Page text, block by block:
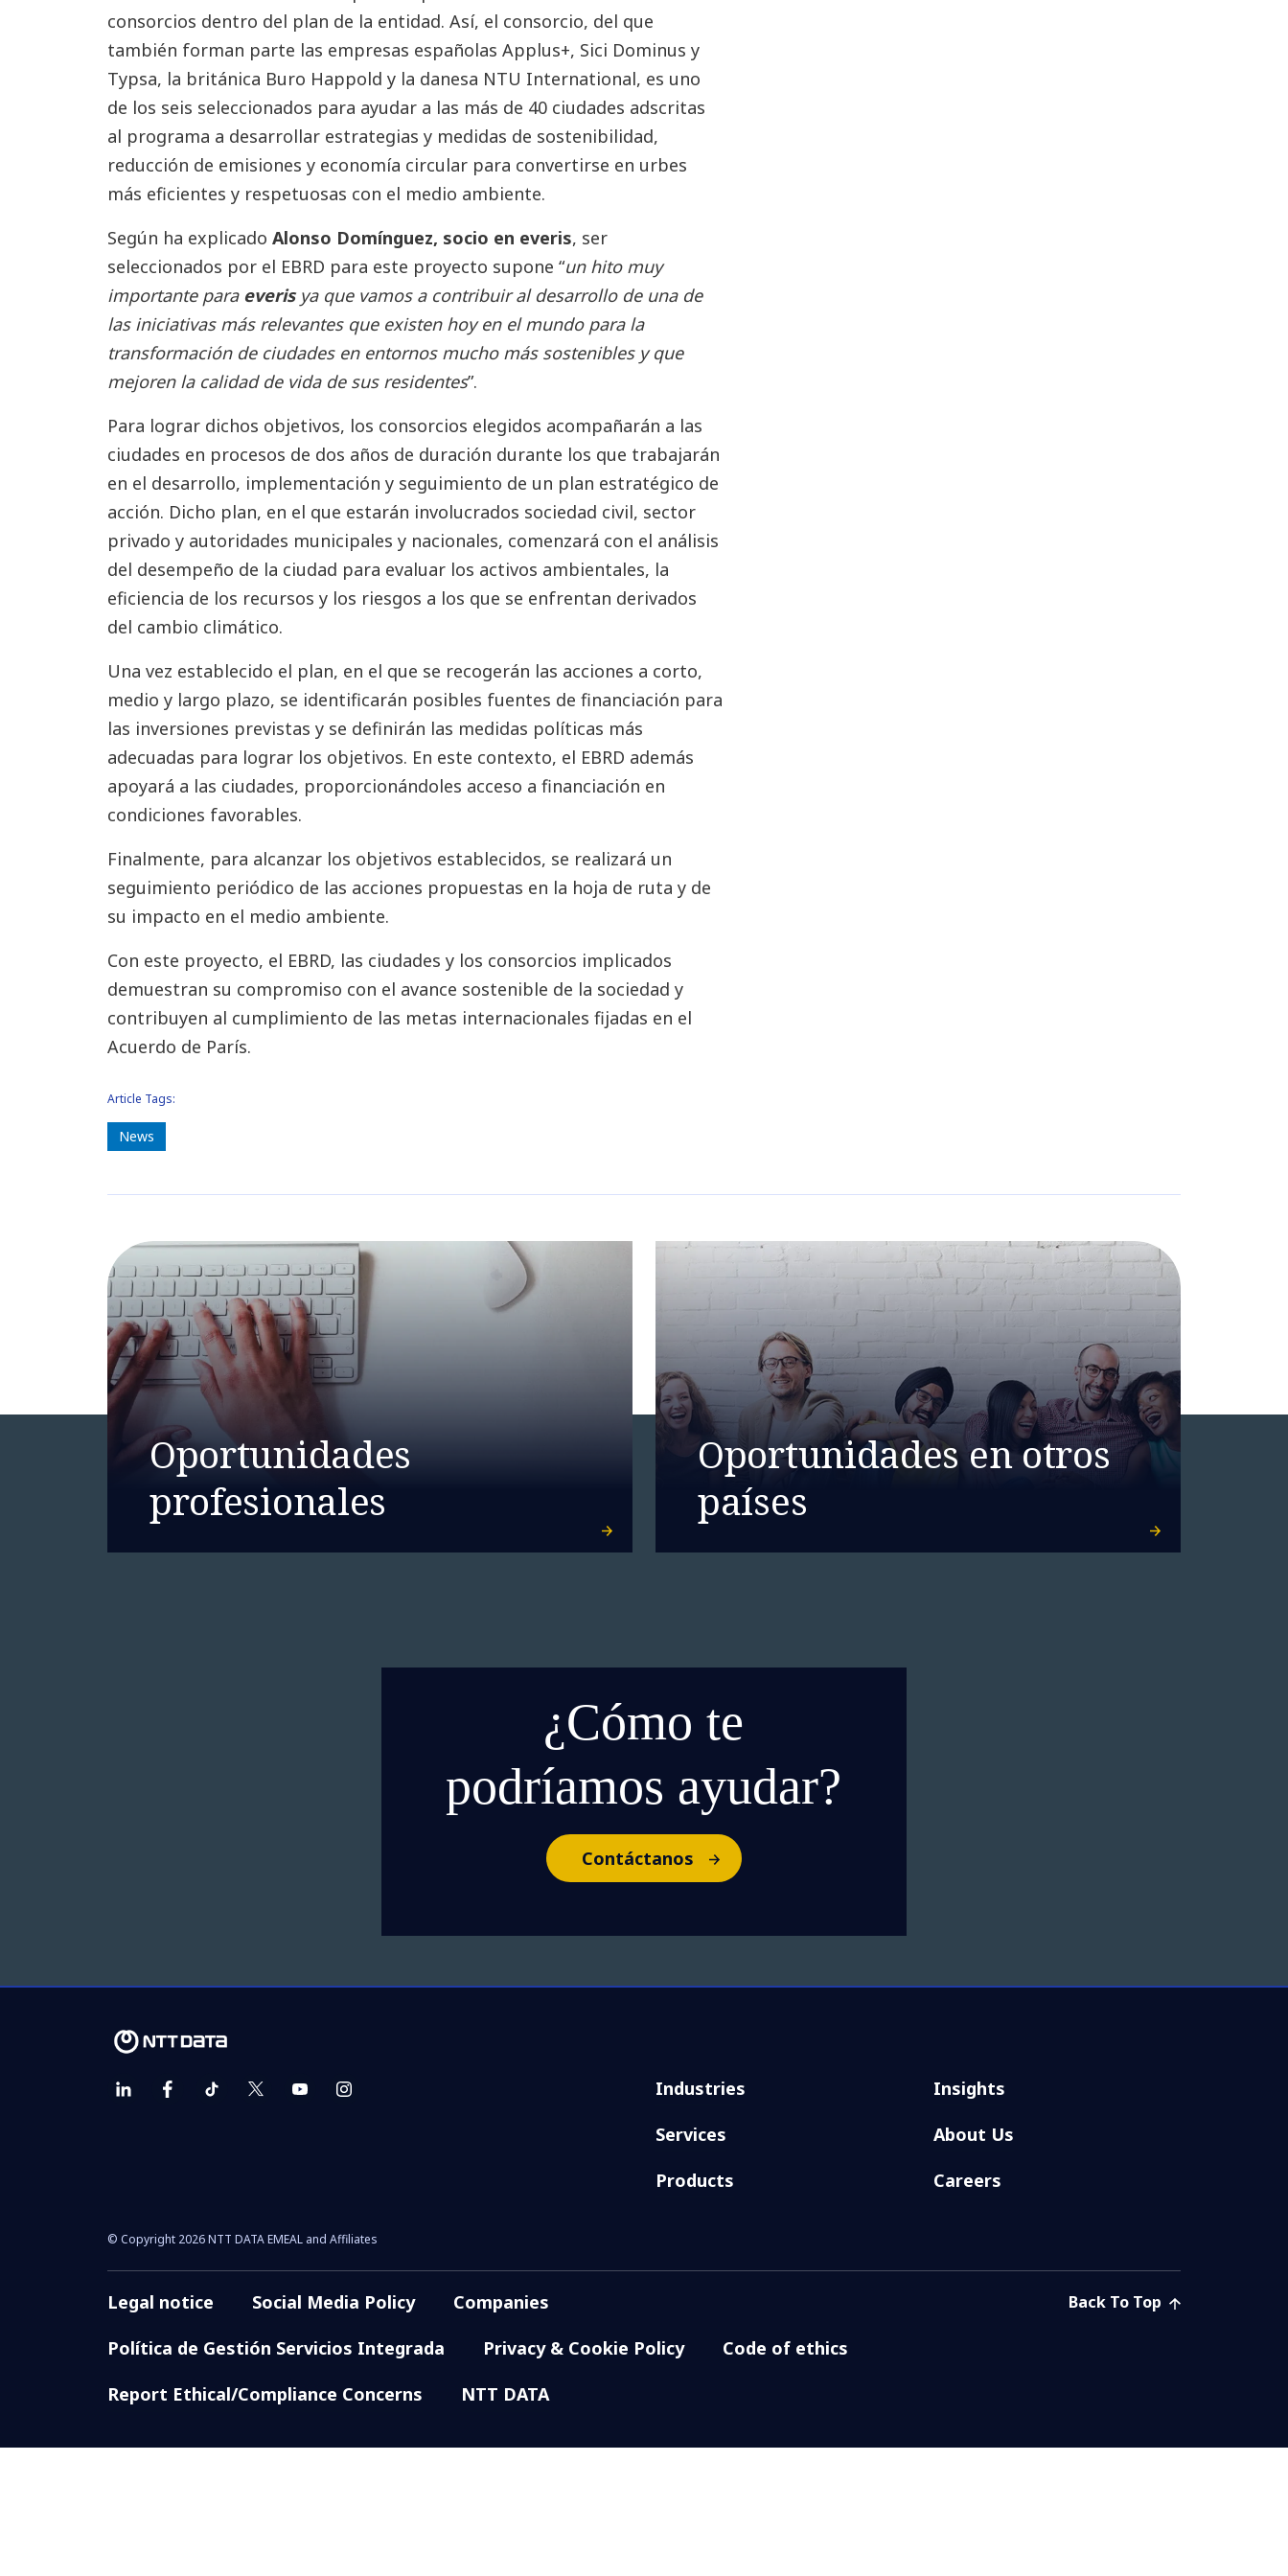
consorcios dentro del plan de la entidad. Así, el consorcio, del que
también forman parte las empresas españolas Applus+, Sici Dominus y
Typsa, la británica Buro Happold y la danesa NTU International, es uno
de los seis seleccionados para ayudar a las más de 40 ciudades adscritas
al programa a desarrollar estrategias y medidas de sostenibilidad,
reducción de emisiones y economía circular para convertirse en urbes
más eficientes y respetuosas con el medio ambiente.
Según ha explicado Alonso Domínguez, socio en everis, ser
seleccionados por el EBRD para este proyecto supone “un hito muy
importante para everis ya que vamos a contribuir al desarrollo de una de
las iniciativas más relevantes que existen hoy en el mundo para la
transformación de ciudades en entornos mucho más sostenibles y que
mejoren la calidad de vida de sus residentes”.
Para lograr dichos objetivos, los consorcios elegidos acompañarán a las
ciudades en procesos de dos años de duración durante los que trabajarán
en el desarrollo, implementación y seguimiento de un plan estratégico de
acción. Dicho plan, en el que estarán involucrados sociedad civil, sector
privado y autoridades municipales y nacionales, comenzará con el análisis
del desempeño de la ciudad para evaluar los activos ambientales, la
eficiencia de los recursos y los riesgos a los que se enfrentan derivados
del cambio climático.
Una vez establecido el plan, en el que se recogerán las acciones a corto,
medio y largo plazo, se identificarán posibles fuentes de financiación para
las inversiones previstas y se definirán las medidas políticas más
adecuadas para lograr los objetivos. En este contexto, el EBRD además
apoyará a las ciudades, proporcionándoles acceso a financiación en
condiciones favorables.
Finalmente, para alcanzar los objetivos establecidos, se realizará un
seguimiento periódico de las acciones propuestas en la hoja de ruta y de
su impacto en el medio ambiente.
Con este proyecto, el EBRD, las ciudades y los consorcios implicados
demuestran su compromiso con el avance sostenible de la sociedad y
contribuyen al cumplimiento de las metas internacionales fijadas en el
Acuerdo de París.
Article Tags:
News
Oportunidades
profesionales
Oportunidades en otros
países
¿Cómo te
podríamos ayudar?
Contáctanos
Industries
Services
Products
Insights
About Us
Careers
© Copyright 2026 NTT DATA EMEAL and Affiliates
Legal notice Social Media Policy
Companies
Política de Gestión Servicios Integrada
Privacy & Cookie Policy
Code of ethics
Report Ethical/Compliance Concerns
NTT DATA
Back To Top